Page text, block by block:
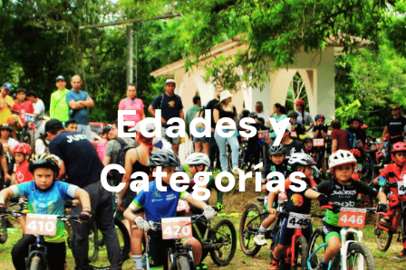
Edades y
Categorías